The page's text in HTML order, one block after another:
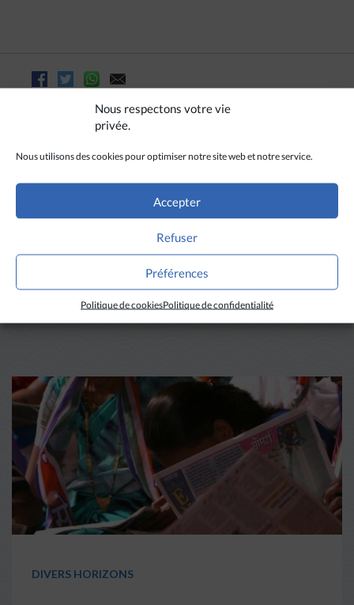
Nous respectons votre vie
privée.
Nous utilisons des cookies pour optimiser notre site web et notre service.
Accepter
Refuser
Préférences
Politique de cookiesPolitique de confidentialité
A LIRE AUSSI
DIVERS HORIZONS